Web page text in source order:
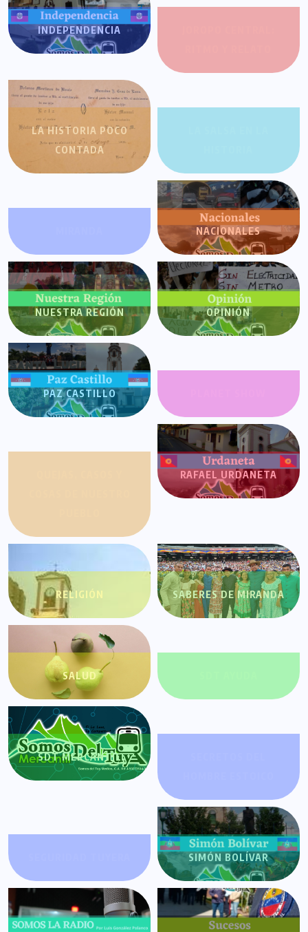
INDEPENDENCIA
LA HISTORIA POCO
CONTADA
NACIONALES
NUESTRA REGIÓN OPINIÓN
PAZ CASTILLO
RAFAEL URDANETA
RELIGIÓN SABERES DE MIRANDA
SALUD
SDT MERCANTIL
SIMÓN BOLÍVAR